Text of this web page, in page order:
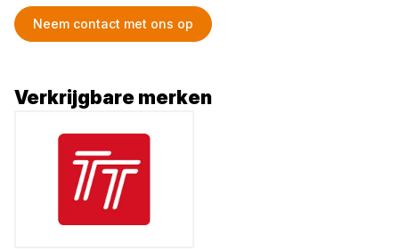
Neem contact met ons op
Verkrijgbare merken